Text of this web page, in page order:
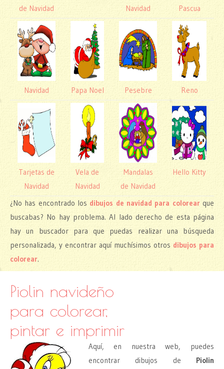
de Navidad
Navidad
Pascua
Navidad Papa Noel Pesebre Reno
Tarjetas de
Navidad
Vela de
Navidad
Mandalas
de Navidad
Hello Kitty
¿No has encontrado los dibujos de navidad para colorearque
buscabas? No hay problema. Al lado derecho de esta página
hay un buscador para que puedas realizar una búsqueda
personalizada, y encontrar aquí muchísimos otros dibujos para
colorear.
Piolin navideño
para colorear,
pintar e imprimir
Aquí, en nuestra web, puedes
encontrar dibujos de Piolin